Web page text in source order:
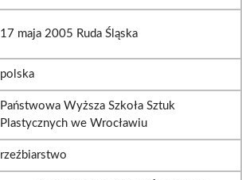
17 maja 2005 Ruda Śląska
polska
Państwowa Wyższa Szkoła Sztuk
Plastycznych we Wrocławiu
rzeźbiarstwo